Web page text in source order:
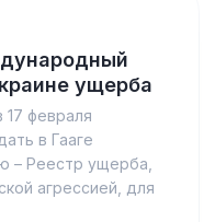
ущерба
февраля
в Гааге
– Реестр ущерба,
агрессией, для